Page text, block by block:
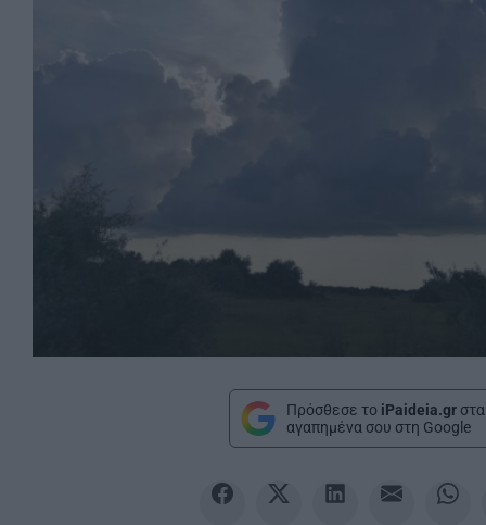
Πρόσθεσε το iPaideia.gr στα
αγαπημένα σου στη Google